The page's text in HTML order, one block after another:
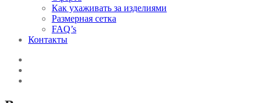
Как ухаживать за изделиями
Размерная сетка
FAQ’s
Контакты